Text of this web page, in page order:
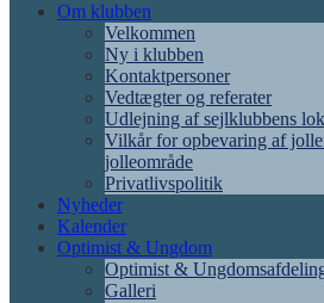
Om klubben
Velkommen
Ny i klubben
Kontaktpersoner
Vedtægter og referater
Udlejning af sejlklubbens
Vilkår for opbevaring af
jolleområde
Privatlivspolitik
Nyheder
Kalender
Optimist & Ungdom
Optimist &
Galleri